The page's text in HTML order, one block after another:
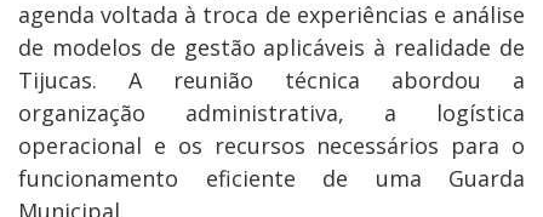
agenda voltada à troca de experiências e análise
de modelos de gestão aplicáveis à realidade de
Tijucas. A reunião técnica abordou a
organização administrativa, a logística
operacional e os recursos necessários para o
funcionamento eficiente de uma Guarda
Municipal.